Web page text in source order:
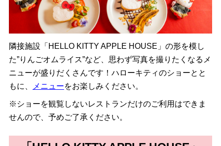
隣接施設「HELLO KITTY APPLE HOUSE」の形を模し
た”りんごオムライス”など、思わず写真を撮りたくなるメ
ニューが盛りだくさんです！ハローキティのショーとと
もに、
メニューをお楽しみください。
※ショーを観覧しないレストランだけのご利用はできま
せんので、予めご了承ください。